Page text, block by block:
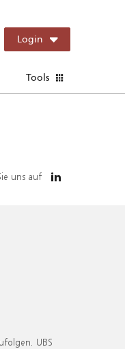
Login
Tools
uns auf
UBS